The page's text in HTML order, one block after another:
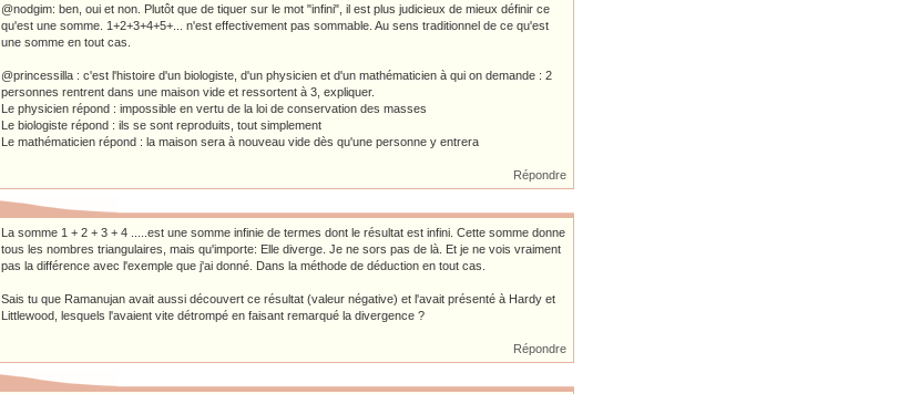
@nodgim: ben, oui et non. Plutôt que de tiquer sur le mot "infini", il est plus judicieux de mieux définir ce
qu'est une somme. 1+2+3+4+5+... n'est effectivement pas sommable. Au sens traditionnel de ce qu'est
une somme en tout cas.
@princessilla : c'est l'histoire d'un biologiste, d'un physicien et d'un mathématicien à qui on demande : 2
personnes rentrent dans une maison vide et ressortent à 3, expliquer.
Le physicien répond : impossible en vertu de la loi de conservation des masses
Le biologiste répond : ils se sont reproduits, tout simplement
Le mathématicien répond : la maison sera à nouveau vide dès qu'une personne y entrera
Répondre
La somme 1 + 2 + 3 + 4 .....est une somme infinie de termes dont le résultat est infini. Cette somme donne
tous les nombres triangulaires, mais qu'importe: Elle diverge. Je ne sors pas de là. Et je ne vois vraiment
pas la différence avec l'exemple que j'ai donné. Dans la méthode de déduction en tout cas.
Sais tu que Ramanujan avait aussi découvert ce résultat (valeur négative) et l'avait présenté à Hardy et
Littlewood, lesquels l'avaient vite détrompé en faisant remarqué la divergence ?
Répondre